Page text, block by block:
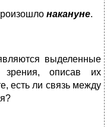
накануне.
выделенные
описав их
есть ли связь между